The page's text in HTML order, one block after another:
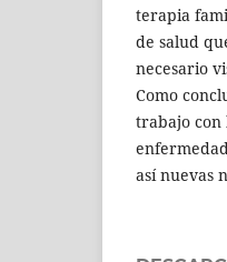
terapia
de salud
necesario
Como
trabajo con
así nuevas